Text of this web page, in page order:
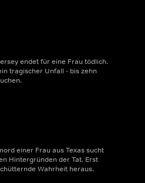
endet für eine Frau tödlich.
tragischer Unfall - bis zehn
einer Frau aus Texas sucht
Hintergründen der Tat. Erst
Wahrheit heraus.